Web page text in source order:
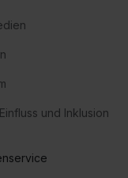
und Inklusion